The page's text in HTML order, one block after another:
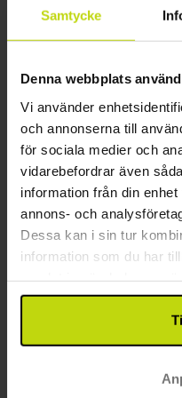
Samtycke
Denna webbplats
Vi använder
och annonserna till
för sociala medier och
vidarebefordrar även
information från din
annons- och
Dessa kan i sin tur
information som du har
Fridfulla fjordutsikter
Hotel Ved Fjorden
3.7 Bra31 recensioner
Uppehåll med